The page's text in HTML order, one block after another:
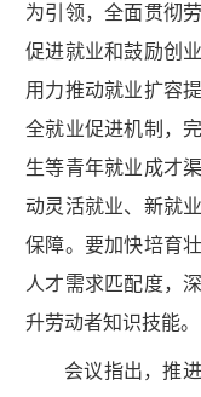
为引领，全面贯彻
促进就业和鼓励创
用力推动就业扩容
全就业促进机制，
生等青年就业成才
动灵活就业、新就
保障。要加快培育
人才需求匹配度，
升劳动者知识技能。
会议指出，推